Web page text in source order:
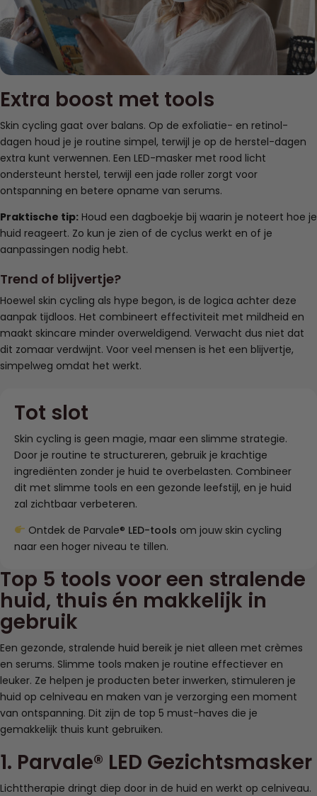
Extra boost met tools
Skin cycling gaat over balans. Op de exfoliatie- en retinol-
dagen houd je je routine simpel, terwijl je op de herstel-dagen
extra kunt verwennen. Een LED-masker met rood licht
ondersteunt herstel, terwijl een jade roller zorgt voor
ontspanning en betere opname van serums.
Praktische tip: Houd een dagboekje bij waarin je noteert hoe je
huid reageert. Zo kun je zien of de cyclus werkt en of je
aanpassingen nodig hebt.
Trend of blijvertje?
Hoewel skin cycling als hype begon, is de logica achter deze
aanpak tijdloos. Het combineert effectiviteit met mildheid en
maakt skincare minder overweldigend. Verwacht dus niet dat
dit zomaar verdwijnt. Voor veel mensen is het een blijvertje,
simpelweg omdat het werkt.
Tot slot
Skin cycling is geen magie, maar een slimme strategie.
Door je routine te structureren, gebruik je krachtige
ingrediënten zonder je huid te overbelasten. Combineer
dit met slimme tools en een gezonde leefstijl, en je huid
zal zichtbaar verbeteren.
Ontdek de Parvale® LED-tools om jouw skin cycling
naar een hoger niveau te tillen.
Top 5 tools voor een stralende
huid, thuis én makkelijk in
gebruik
Een gezonde, stralende huid bereik je niet alleen met crèmes
en serums. Slimme tools maken je routine effectiever en
leuker. Ze helpen je producten beter inwerken, stimuleren je
huid op celniveau en maken van je verzorging een moment
van ontspanning. Dit zijn de top 5 must-haves die je
gemakkelijk thuis kunt gebruiken.
1. Parvale® LED Gezichtsmasker
Lichttherapie dringt diep door in de huid en werkt op celniveau.